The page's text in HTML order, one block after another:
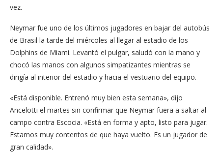
vez.
Neymar fue uno de los últimos jugadores en bajar del autobús
de Brasil la tarde del miércoles al llegar al estadio de los
Dolphins de Miami. Levantó el pulgar, saludó con la mano y
chocó las manos con algunos simpatizantes mientras se
dirigía al interior del estadio y hacia el vestuario del equipo.
«Está disponible. Entrenó muy bien esta semana», dijo
Ancelotti el martes sin confirmar que Neymar fuera a saltar al
campo contra Escocia. «Está en forma y apto, listo para jugar.
Estamos muy contentos de que haya vuelto. Es un jugador de
gran calidad».